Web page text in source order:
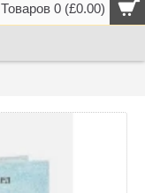
Товаров 0 (£0.00)